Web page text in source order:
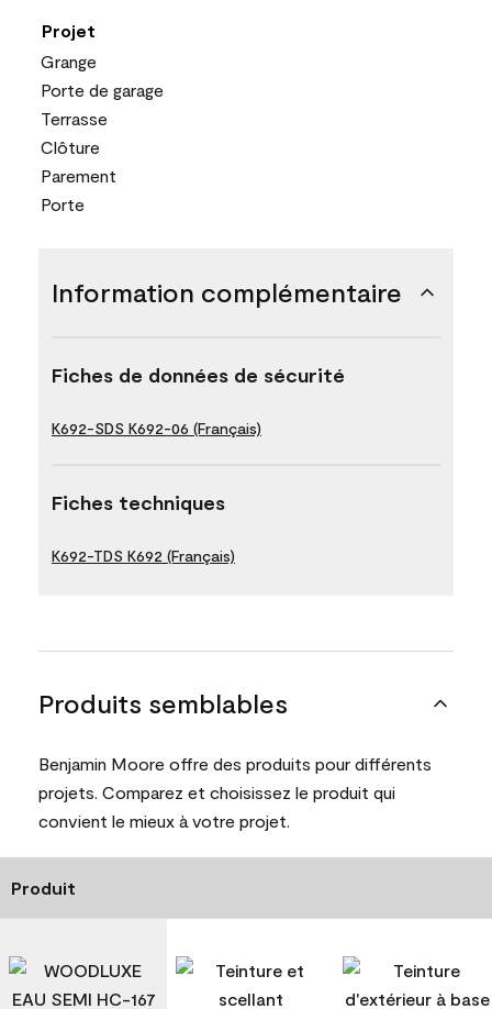
Projet
Grange
Porte de garage
Terrasse
Clôture
Parement
Porte
Information complémentaire
Fiches de données de sécurité
K692-SDS K692-06 (Français)
Fiches techniques
K692-TDS K692 (Français)
Produits semblables
Benjamin Moore offre des produits pour différents
projets. Comparez et choisissez le produit qui
convient le mieux à votre projet.
Produit